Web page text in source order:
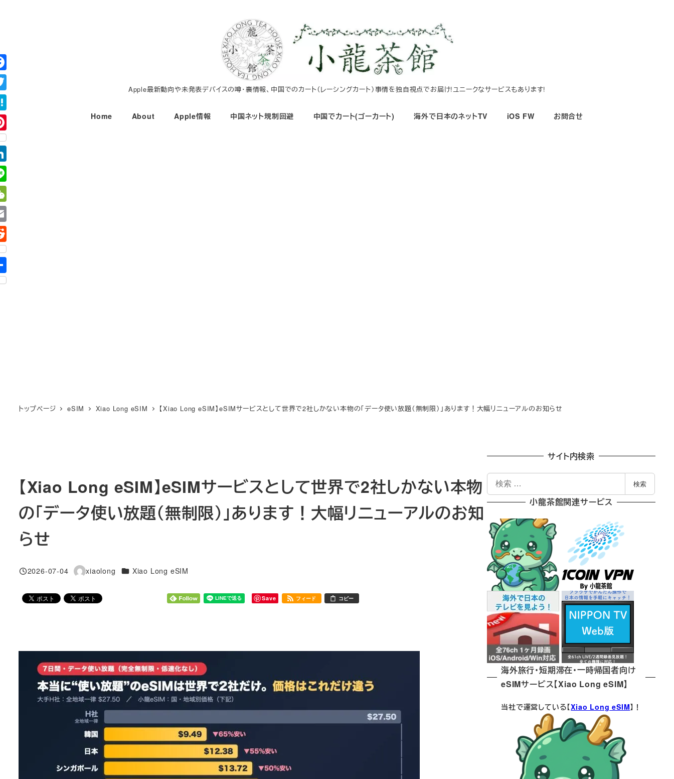
コ
ン
テ
ン
ツ
へ
移
動
Apple最新動向や未発表デバイスの噂・裏情報、中国でのカート（レーシングカート）事情を独自視点でお届け!ユニークなサービスもあります!
Home About Apple情報 中国ネット規制回避 中国でカート(ゴーカート) 海外で日本のネットTV iOS FW お問合せ
トップページ eSIM Xiao Long eSIM 【Xiao Long eSIM】eSIMサービスとして世界で2社しかない本物の「データ使い放題（無制限）」あります！大幅リニューアルのお知らせ
【Xiao Long eSIM】eSIMサービスとして世界で2社しかない本物
の「データ使い放題（無制限）」あります！大幅リニューアルのお知
らせ
投稿日
2026-07-04
著
xiaolong カテゴリー
Xiao Long eSIM
Save フィード コピー
サイト内検索
索
検索
小龍茶館関連サービス
海外旅行・短期滞在・一時帰国者向け
eSIMサービス【Xiao Long eSIM】
当社で運営している【Xiao Long eSIM】！